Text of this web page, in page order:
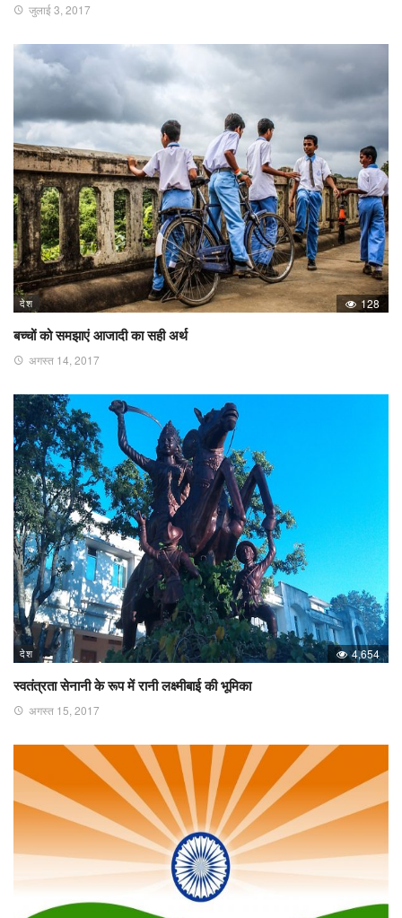
जुलाई 3, 2017
देश 128
बच्चों को समझाएं आजादी का सही अर्थ
अगस्त 14, 2017
देश 4,654
स्वतंत्रता सेनानी के रूप में रानी लक्ष्मीबाई की भूमिका
अगस्त 15, 2017